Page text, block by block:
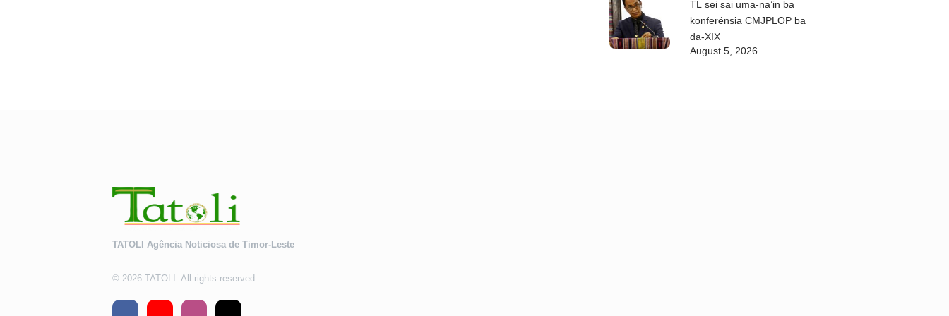
TL sei sai uma-na’in ba
konferénsia CMJPLOP ba
da-XIX
August 5, 2026
TATOLI Agência Noticiosa de Timor-Leste
© 2026 TATOLI. All rights reserved.